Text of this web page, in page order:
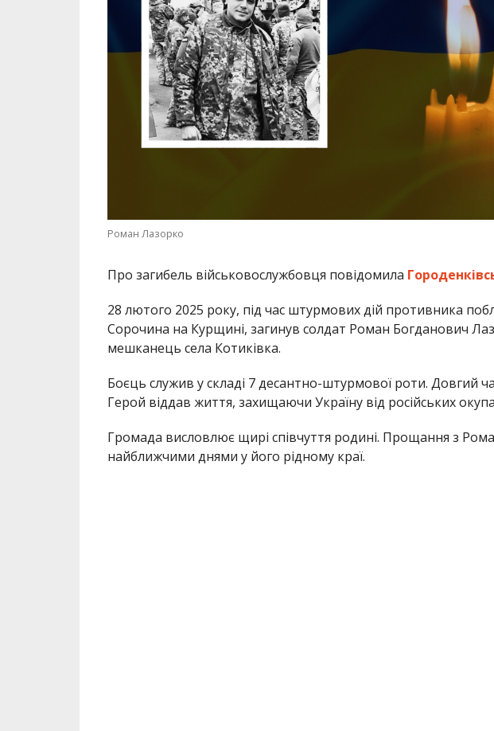
Роман Лазорко
Про загибель військовослужбовця повідомила
28 лютого 2025 року, під час штурмових дій противника
Сорочина на Курщині, загинув солдат Роман Богданович
мешканець села Котиківка.
Боєць служив у складі 7 десантно-штурмової роти. Довгий
Герой віддав життя, захищаючи Україну від російських
Громада висловлює щирі співчуття родині. Прощання з
найближчими днями у його рідному краї.